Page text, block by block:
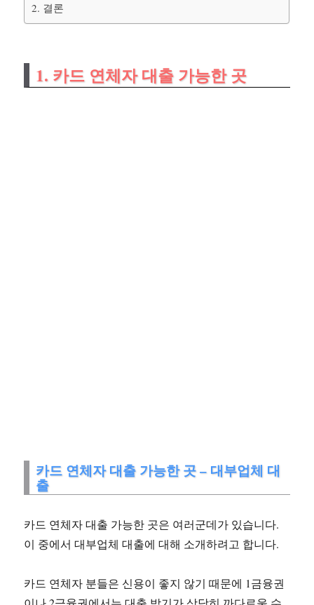
2. 결론
1. 카드 연체자 대출 가능한 곳
카드 연체자 대출 가능한 곳 – 대부업체 대
출
카드 연체자 대출 가능한 곳은 여러군데가 있습니다.
이 중에서 대부업체 대출에 대해 소개하려고 합니다.
카드 연체자 분들은 신용이 좋지 않기 때문에 1금융권